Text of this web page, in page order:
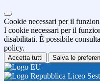
Cookie necessari per il
I cookie necessari per il
disabilitati. È possibile
policy.
Accetta tutti Salva le
Liceo